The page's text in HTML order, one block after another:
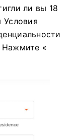
ли вы 18
Нажмите «